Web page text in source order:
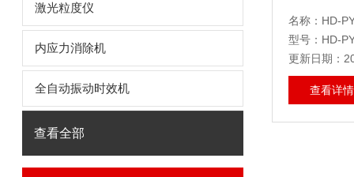
激光粒度仪
内应力消除机
全自动振动时效机
查看全部
名称：HD-
型号：HD-
更新日期：
查看详情